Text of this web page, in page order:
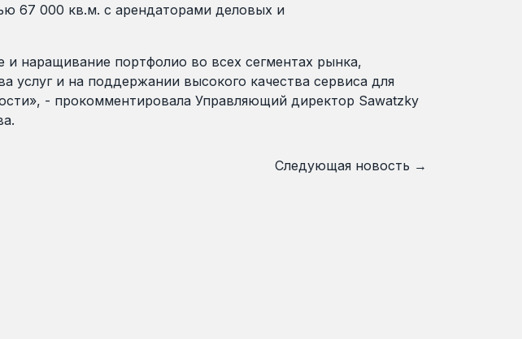
67 000 кв.м. с арендаторами деловых и
наращивание портфолио во всех сегментах рынка,
услуг и на поддержании высокого качества сервиса для
- прокомментировала Управляющий директор Sawatzky
Следующая новость →